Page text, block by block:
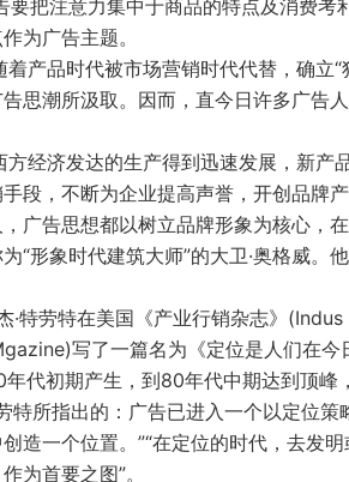
要把注意力集中于商品的特点及消费
为广告主题。
产品时代被市场营销时代代替，确立
思潮所汲取。因而，直今日许多广告
方经济发达的生产得到迅速发展，新
段，不断为企业提高声誉，开创品牌
广告思想都以树立品牌形象为核心，
“形象时代建筑大师”的大卫·奥格威
·特劳特在美国《产业行销杂志》(Indus
写了一篇名为《定位是人们在今
年代初期产生，到80年代中期达到顶
特所指出的：广告已进入一个以定位
造一个位置。”“在定位的时代，去发
为首要之图”。